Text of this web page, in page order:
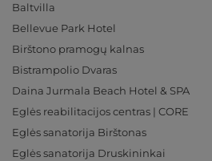
Baltvilla
Bellevue Park Hotel
Birštono pramogų kalnas
Bistrampolio Dvaras
Daina Jurmala Beach Hotel & SPA
Eglės reabilitacijos centras | CORE
Eglės sanatorija Birštonas
Eglės sanatorija Druskininkai